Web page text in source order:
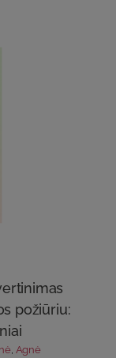
požiūriu:
Agnė